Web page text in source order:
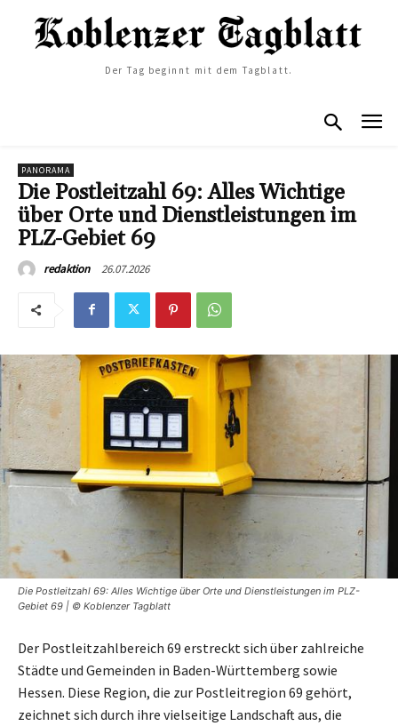
Der Tag beginnt mit dem Tagblatt.
PANORAMA
Die Postleitzahl 69: Alles Wichtige
über Orte und Dienstleistungen im
PLZ-Gebiet 69
redaktion 26.07.2026
Die Postleitzahl 69: Alles Wichtige über Orte und Dienstleistungen im PLZ-
Gebiet 69 | © Koblenzer Tagblatt
Der Postleitzahlbereich 69 erstreckt sich über zahlreiche
Städte und Gemeinden in Baden-Württemberg sowie
Hessen. Diese Region, die zur Postleitregion 69 gehört,
zeichnet sich durch ihre vielseitige Landschaft aus, die